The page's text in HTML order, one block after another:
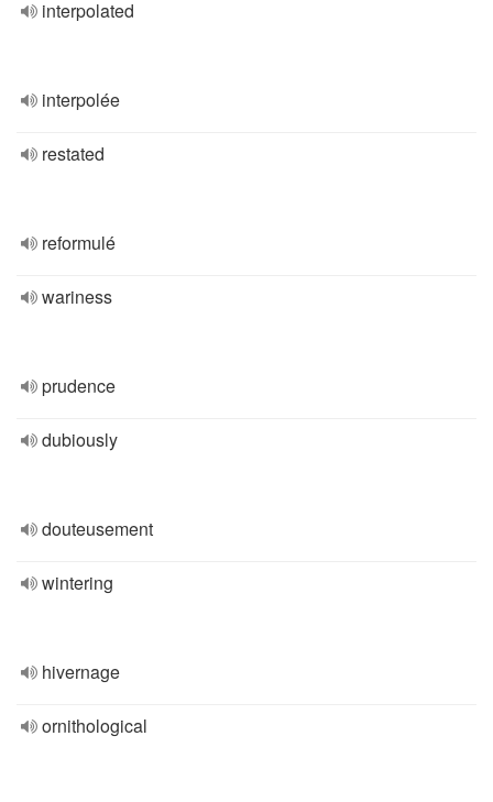
interpolated
interpolée
restated
reformulé
wariness
prudence
dubiously
douteusement
wintering
hivernage
ornithological